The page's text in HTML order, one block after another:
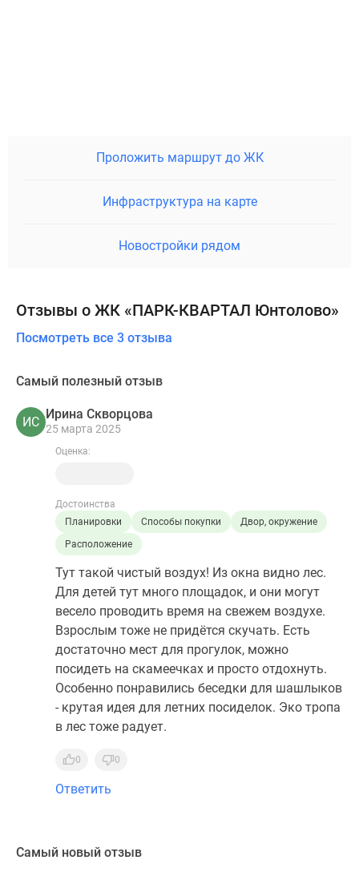
Проложить маршрут до ЖК
Инфраструктура на карте
Новостройки рядом
Отзывы о ЖК «ПАРК-КВАРТАЛ Юнтолово»
Посмотреть все 3 отзыва
Самый полезный отзыв
ИС
Ирина Скворцова
25 марта 2025
Оценка:
Достоинства
Планировки
Способы покупки
Двор, окружение
Расположение
Тут такой чистый воздух! Из окна видно лес.
Для детей тут много площадок, и они могут
весело проводить время на свежем воздухе.
Взрослым тоже не придётся скучать. Есть
достаточно мест для прогулок, можно
посидеть на скамеечках и просто отдохнуть.
Особенно понравились беседки для шашлыков
- крутая идея для летних посиделок. Эко тропа
в лес тоже радует.
0 0
Ответить
Самый новый отзыв